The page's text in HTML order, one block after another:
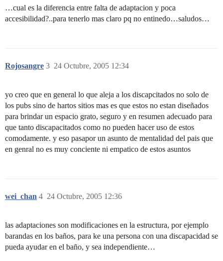
…cual es la diferencia entre falta de adaptacion y poca
accesibilidad?..para tenerlo mas claro pq no entinedo…saludos…
Rojosangre 24 Octubre, 2005 12:34
3
yo creo que en general lo que aleja a los discapcitados no solo de
los pubs sino de hartos sitios mas es que estos no estan diseñados
para brindar un espacio grato, seguro y en resumen adecuado para
que tanto discapacitados como no pueden hacer uso de estos
comodamente. y eso pasapor un asunto de mentalidad del pais que
en genral no es muy conciente ni empatico de estos asuntos
wei_chan 24 Octubre, 2005 12:36
4
las adaptaciones son modificaciones en la estructura, por ejemplo
barandas en los baños, para ke una persona con una discapacidad se
pueda ayudar en el baño, y sea independiente…